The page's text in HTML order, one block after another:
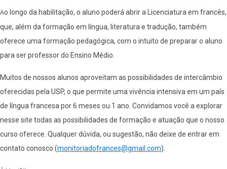
Ao longo da habilitação, o aluno poderá abrir a Licenciatura em francês,
que, além da formação em língua, literatura e tradução, também
oferece uma formação pedagógica, com o intuito de preparar o aluno
para ser professor do Ensino Médio.
Muitos de nossos alunos aproveitam as possibilidades de intercâmbio
oferecidas pela USP, o que permite uma vivência intensiva em um país
de língua francesa por 6 meses ou 1 ano. Convidamos você a explorar
nesse site todas as possibilidades de formação e atuação que o nosso
curso oferece. Qualquer dúvida, ou sugestão, não deixe de entrar em
contato conosco (monitoriadofrances@gmail.com).